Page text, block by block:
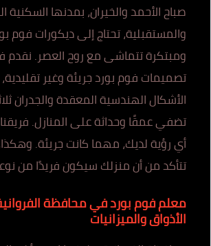
صباح الأحمد والخيران، بمدنها السكنية
والمستقبلية، تحتاج إلى ديكورات فوم
ومبتكرة تتماشى مع روح العصر. نقدم
تصميمات فوم بورد جريئة وغير
الأشكال الهندسية المعقدة والجدران
تضفي عمقًا وحداثة على المنازل.
أي رؤية لديك، مهما كانت جريئة.
تتأكد من أن منزلك سيكون فريدًا من
معلم فوم بورد في محافظة
الأذواق والميزانيات